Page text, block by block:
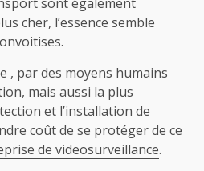
sont également
cher, l’essence semble
, par des moyens humains
mais aussi la plus
et l’installation de
coût de se protéger de ce
de videosurveillance.